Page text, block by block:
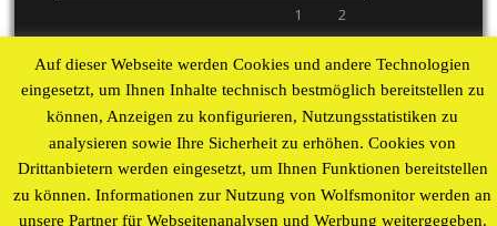
1
2
3
4 5 6 7 8
9
10
11 12 13 14 15
16
17
18 19 20 21 22
23
29
31
Auf dieser Webseite werden Cookies und andere Technologien
eingesetzt, um Ihnen Inhalte technisch bestmöglich bereitstellen zu
können, Anzeigen zu konfigurieren, Nutzungsstatistiken zu
analysieren sowie Ihre Sicherheit zu erhöhen. Cookies von
Drittanbietern werden eingesetzt, um Ihnen Funktionen bereitstellen
zu können. Informationen zur Nutzung von Wolfsmonitor werden an
unsere Partner für Webseitenanalysen und Werbung weitergegeben.